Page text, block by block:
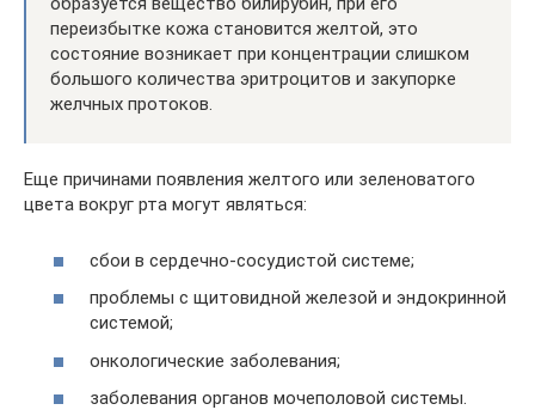
переизбытке кожа становится желтой, это
состояние возникает при концентрации слишком
большого количества эритроцитов и закупорке
желчных протоков.
Еще причинами появления желтого или зеленоватого
цвета вокруг рта могут являться:
сбои в сердечно-сосудистой системе;
проблемы с щитовидной железой и эндокринной
системой;
онкологические заболевания;
заболевания органов мочеполовой системы.